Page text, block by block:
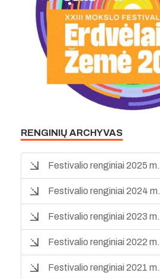
RENGINIŲ ARCHYVAS
Festivalio renginiai 2025 m.
Festivalio renginiai 2024 m.
Festivalio renginiai 2023 m.
Festivalio renginiai 2022 m.
Festivalio renginiai 2021 m.